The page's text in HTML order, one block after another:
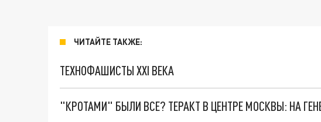
ЧИТАЙТЕ ТАКЖЕ:
ТЕХНОФАШИСТЫ XXI ВЕКА
"КРОТАМИ" БЫЛИ ВСЕ? ТЕРАКТ В ЦЕНТРЕ МОСКВЫ: НА